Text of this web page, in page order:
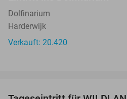
Dolfinarium
Harderwijk
Verkauft: 20.420